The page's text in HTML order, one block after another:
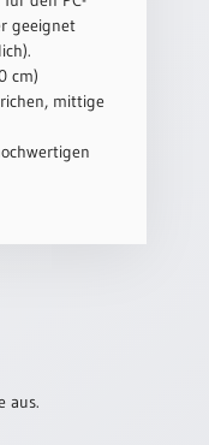
geeignet
cm)
mittige
aus.